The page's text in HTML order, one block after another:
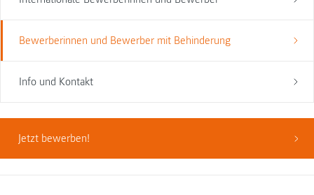
Bewerberinnen und Bewerber mit Behinderung
Info und Kontakt
Jetzt bewerben!